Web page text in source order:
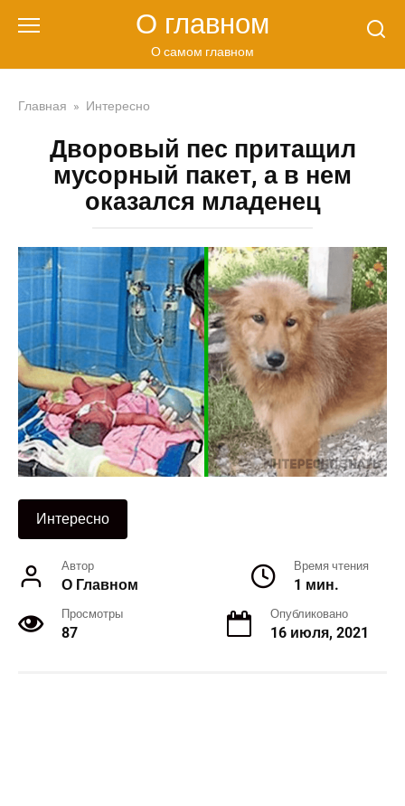
О главном
О самом главном
Главная » Интересно
Дворовый пес притащил
мусорный пакет, а в нем
оказался младенец
Интересно
Автор
О Главном
Время чтения
1 мин.
Просмотры
87
Опубликовано
16 июля, 2021